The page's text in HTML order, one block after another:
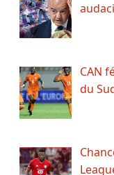
CAN
du